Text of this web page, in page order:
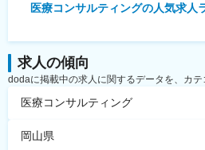
医療コンサルティングの人気求人
求人の傾向
dodaに掲載中の求人に関するデータを、カテ
医療コンサルティング
岡山県